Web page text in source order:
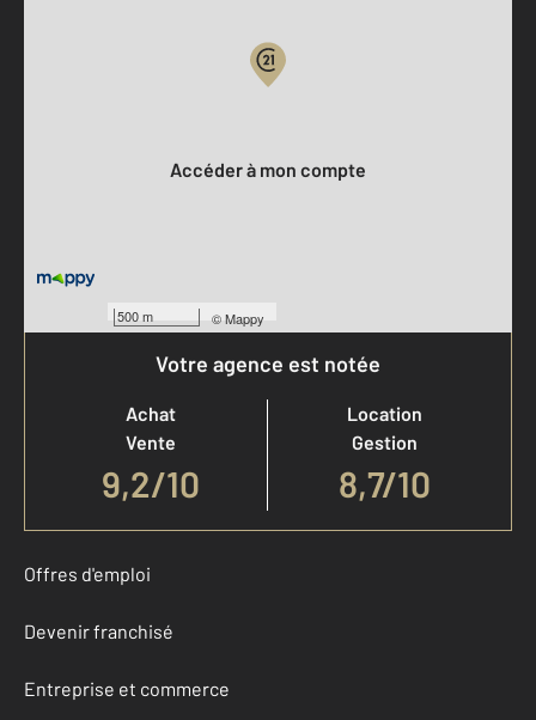
500 m ©Mappy
Accéder à mon compte
Votre agence est notée
Achat
Vente
9,2/10
Location
Gestion
8,7/10
Offres d'emploi
Devenir franchisé
Entreprise et commerce